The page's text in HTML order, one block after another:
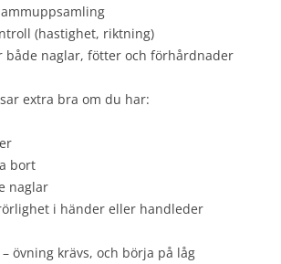
(hastighet, riktning)
både naglar, fötter och förhårdnader
extra bra om du har:
bort
naglar
i händer eller handleder
övning krävs, och börja på låg